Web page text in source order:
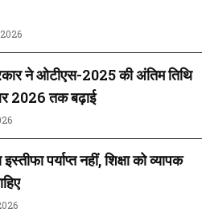
ने ओटीएस-2025 की अंतिम तिथि
2026 तक बढ़ाई
पर्याप्त नहीं, शिक्षा को व्यापक